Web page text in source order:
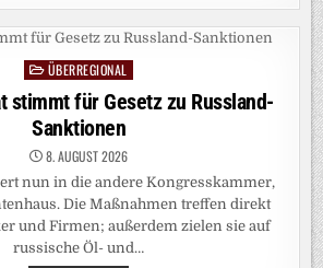
WM
WAR
NUR
WERBEPROSPEKT
FÜR
DEN
INVESTORENDEAL
Posted
in
ÜBERREGIONAL
stimmt für Gesetz zu Russland-
Sanktionen
8. AUGUST 2026
nun in die andere Kongresskammer,
Die Maßnahmen treffen direkt
und Firmen; außerdem zielen sie auf
russische Öl- und…